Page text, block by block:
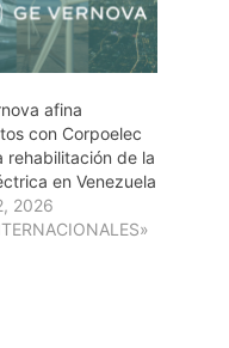
afina
con Corpoelec
rehabilitación de la
en Venezuela
2026